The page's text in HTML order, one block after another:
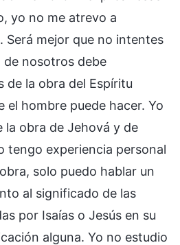
yo no me atrevo a
Será mejor que no intentes
de nosotros debe
de la obra del Espíritu
el hombre puede hacer. Yo
obra de Jehová y de
tengo experiencia personal
solo puedo hablar un
al significado de las
por Isaías o Jesús en su
alguna. Yo no estudio